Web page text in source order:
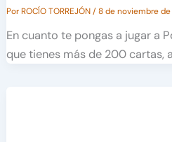
PorROCÍO TORREJÓN/8 de noviembre
En cuanto te pongas a jugar a
que tienes más de 200 cartas,